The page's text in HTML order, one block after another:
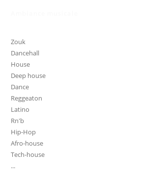
Zouk
Dancehall
House
Deep house
Dance
Reggeaton
Latino
Rn'b
Hip-Hop
Afro-house
Tech-house
...